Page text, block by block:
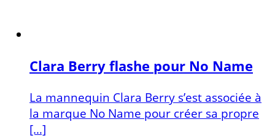
Clara Berry flashe pour No Name
La mannequin Clara Berry s’est associée à
la marque No Name pour créer sa propre
[…]